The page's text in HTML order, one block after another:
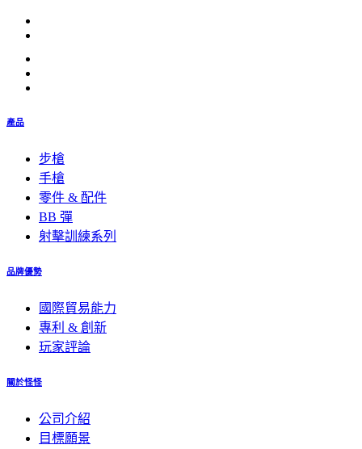
產品
步槍
手槍
零件 & 配件
BB 彈
射擊訓練系列
品牌優勢
國際貿易能力
專利 & 創新
玩家評論
關於怪怪
公司介紹
目標願景